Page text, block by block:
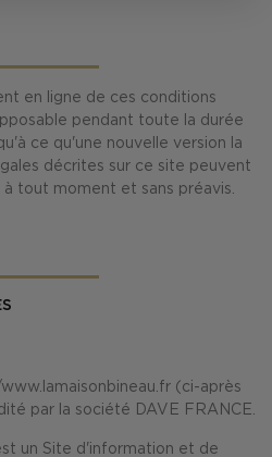
en ligne de ces conditions
pendant toute la durée
ce qu'une nouvelle version la
décrites sur ce site peuvent
tout moment et sans préavis.
(ci-après
par la société DAVE FRANCE.
un Site d'information et de